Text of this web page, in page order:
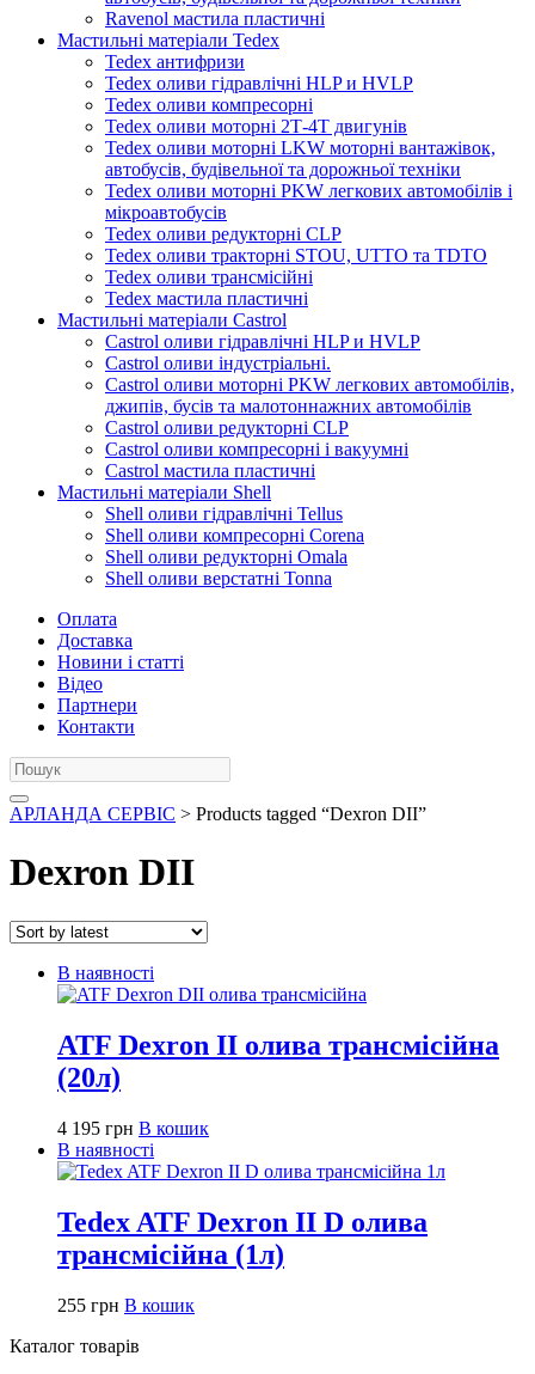
Ravenol мастила пластичні
Мастильні матеріали Tedex
Tedex антифризи
Tedex оливи гідравлічні HLP и HVLP
Tedex оливи компресорні
Tedex оливи моторні 2Т-4Т двигунів
Tedex оливи моторні LKW моторні вантажівок,
автобусів, будівельної та дорожньої техніки
Tedex оливи моторні PKW легкових автомобілів і
мікроавтобусів
Tedex оливи редукторні CLP
Tedex оливи тракторні STOU, UTTO та TDTO
Tedex оливи трансмісійні
Tedex мастила пластичні
Мастильні матеріали Castrol
Castrol оливи гідравлічні HLP и HVLP
Castrol оливи індустріальні.
Castrol оливи моторні PKW легкових автомобілів,
джипів, бусів та малотоннажних автомобілів
Castrol оливи редукторні CLP
Castrol оливи компресорні і вакуумні
Castrol мастила пластичні
Мастильні матеріали Shell
Shell оливи гідравлічні Tellus
Shell оливи компресорні Corena
Shell оливи редукторні Omala
Shell оливи верстатні Tonna
Оплата
Доставка
Новини і статті
Відео
Партнери
Контакти
АРЛАНДА СЕРВІС > Products tagged “Dexron DII”
Dexron DII
В наявності
ATF Dexron ІІ олива трансмісійна
(20л)
4 195 грн В кошик
В наявності
Tedex ATF Dexron II D олива
трансмісійна (1л)
255 грн В кошик
Каталог товарів